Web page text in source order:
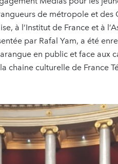
de métropole et
à l’Institut de France et à
par Rafal Yam, a été
en public et face aux
chaine culturelle de France